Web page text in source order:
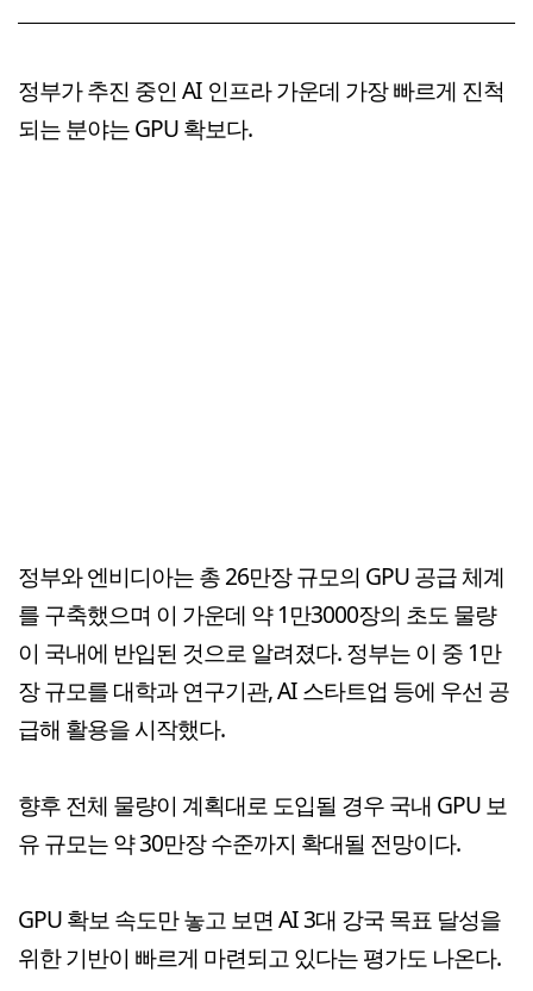
정부가 추진 중인 AI 인프라 가운데 가장 빠르게 진척
되는 분야는 GPU 확보다.
정부와 엔비디아는 총 26만장 규모의 GPU 공급 체계
를 구축했으며 이 가운데 약 1만3000장의 초도 물량
이 국내에 반입된 것으로 알려졌다. 정부는 이 중 1만
장 규모를 대학과 연구기관, AI 스타트업 등에 우선 공
급해 활용을 시작했다.
향후 전체 물량이 계획대로 도입될 경우 국내 GPU 보
유 규모는 약 30만장 수준까지 확대될 전망이다.
GPU 확보 속도만 놓고 보면 AI 3대 강국 목표 달성을
위한 기반이 빠르게 마련되고 있다는 평가도 나온다.